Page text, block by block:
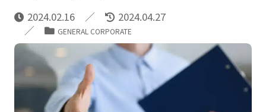
2024.02.16 2024.04.27
GENERAL CORPORATE